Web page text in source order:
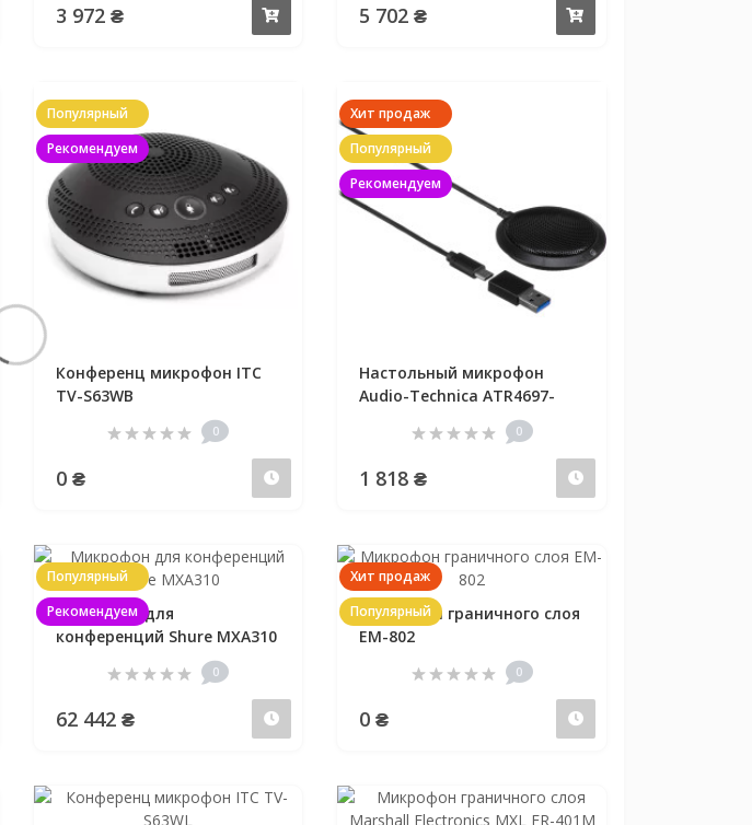
3 972 ₴ 5 702 ₴
Предзаказ
Популярный
Рекомендуем
Конференц микрофон ITC
TV-S63WB
0
0 ₴ Предзаказ
Хит продаж
Популярный
Рекомендуем
Настольный микрофон
Audio-Technica ATR4697-
0
1 818 ₴
Популярный
Рекомендуем
Микрофон для
конференций Shure MXA310
0
62 442 ₴ Предзаказ
Хит продаж
Популярный
Микрофон граничного слоя
EM-802
0
0 ₴